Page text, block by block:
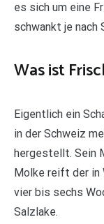
es sich um eine
schwankt je nach
Was ist
Eigentlich ein
in der Schweiz
hergestellt. Sein
Molke reift der in
vier bis sechs
Salzlake.